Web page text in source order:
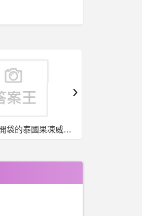
台灣現貨，泰國果凍. 一盒7包7種口味
›